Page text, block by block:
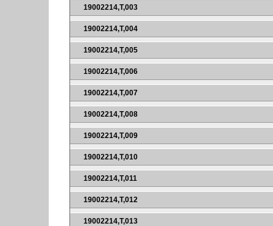
19002214,T,003
19002214,T,004
19002214,T,005
19002214,T,006
19002214,T,007
19002214,T,008
19002214,T,009
19002214,T,010
19002214,T,011
19002214,T,012
19002214,T,013